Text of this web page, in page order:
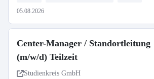
05.08.2026
Center-Manager / Standortleitung
(m/w/d) Teilzeit
Studienkreis GmbH